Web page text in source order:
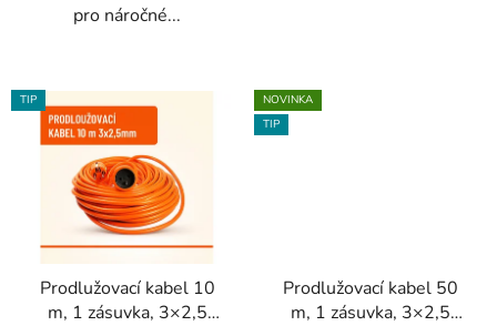
pro náročné...
TIP
Prodlužovací kabel 10
m, 1 zásuvka, 3×2,5
NOVINKA
TIP
Prodlužovací kabel 50
m, 1 zásuvka, 3×2,5